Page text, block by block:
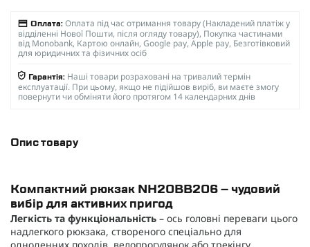
Оплата: Оплата під час отримання товару (Накладений платіж у
відділенні Нової Пошти, після огляду товару), Покупка частинами
від Monobank, Картою онлайн, Google pay, Apple pay, Безготівковий
для юридичних та фізичних осіб
Гарантія: Наші товари розраховані на тривалий термін
експлуатації. При цьому, якщо не підійшов виріб, ви маєте змогу
повернути чи обміняти його протягом 14 календарних днів
Опис товару
Компактний рюкзак NH20BB206 – чудовий
вибір для активних пригод
Легкість та функціональність – ось головні переваги цього
надлегкого рюкзака, створеного спеціально для